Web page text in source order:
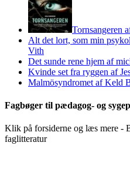
Tornsangeren
Alt det lort, som min
Vith
Det sunde rene hjem af
Kvinde set fra ryggen af
Malmösyndromet af Keld
Fagbøger til pædagog- og
Klik på forsiderne og læs mere -
faglitteratur